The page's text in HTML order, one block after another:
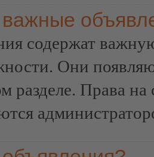
важные
содержат
Они
разделе. Права